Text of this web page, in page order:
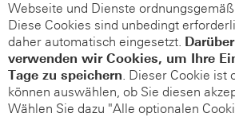
Webseite und Dienste
Diese Cookies sind unbedingt
daher automatisch eingesetzt.
verwenden wir Cookies, um Ihre
Tage zu speichern. Dieser Cookie ist
können auswählen, ob Sie diesen
Wählen Sie dazu "Alle optionalen